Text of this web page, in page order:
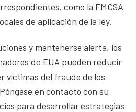
como la FMCSA
de aplicación de la ley.
y mantenerse alerta, los
de EUA pueden reducir
víctimas del fraude de los
en contacto con su
para desarrollar estrategias